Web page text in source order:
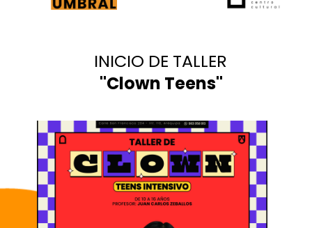
"Clown Teens"
INICIO DE TALLER